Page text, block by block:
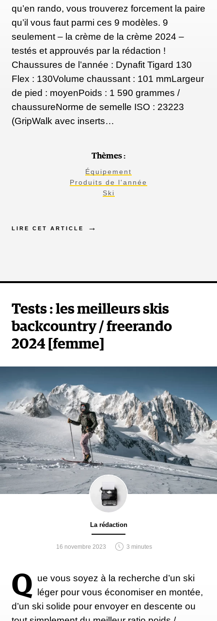
qu’en rando, vous trouverez forcement la paire
qu’il vous faut parmi ces 9 modèles. 9
seulement – la crème de la crème 2024 –
testés et approuvés par la rédaction !
Chaussures de l’année : Dynafit Tigard 130
Flex : 130Volume chaussant : 101 mmLargeur
de pied : moyenPoids : 1 590 grammes /
chaussureNorme de semelle ISO : 23223
(GripWalk avec inserts…
Thèmes :
Équipement
Produits de l'année
Ski
LIRE CET ARTICLE
Tests : les meilleurs skis
backcountry / freerando
2024 [femme]
La rédaction
16 novembre 2023 3 minutes
Q ue vous soyez à la recherche d’un ski
léger pour vous économiser en montée,
d’un ski solide pour envoyer en descente ou